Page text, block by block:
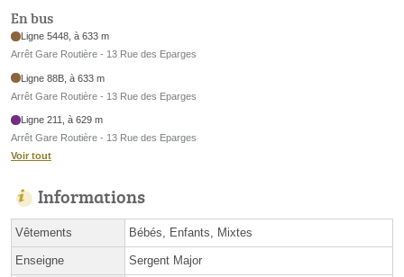
En bus
Ligne 5448, à 633 m
Arrêt Gare Routière - 13 Rue des Eparges
Ligne 88B, à 633 m
Arrêt Gare Routière - 13 Rue des Eparges
Ligne 211, à 629 m
Arrêt Gare Routière - 13 Rue des Eparges
Voir tout
Informations
Vêtements Bébés, Enfants, Mixtes
Enseigne Sergent Major